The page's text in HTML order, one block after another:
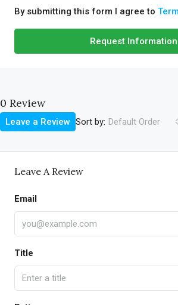
By submitting this form I agree to
Request Information
0 Review
Sort by: Default Order
Leave a Review
Leave A Review
Email
Title